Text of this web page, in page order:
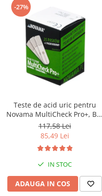
-27%
Teste de acid uric pentru
Novama MultiCheck Pro+, BK-
U1, 25 teste/ cutie
117,58 Lei
85,49 Lei
IN STOC
ADAUGA IN COS